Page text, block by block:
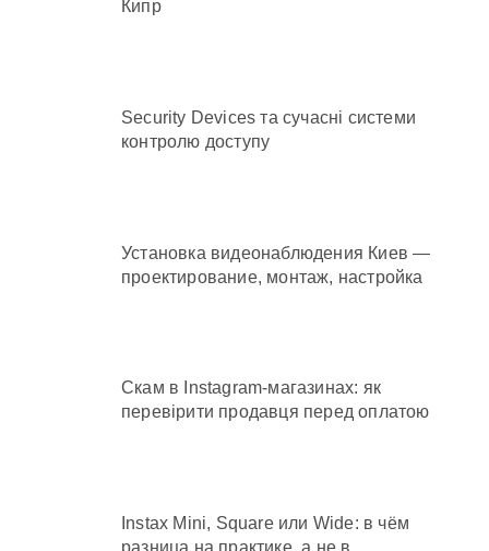
Кипр
Security Devices та сучасні системи
контролю доступу
Установка видеонаблюдения Киев —
проектирование, монтаж, настройка
Скам в Instagram-магазинах: як
перевірити продавця перед оплатою
Instax Mini, Square или Wide: в чём